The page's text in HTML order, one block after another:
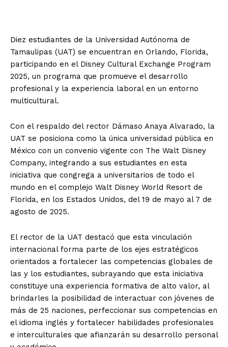
Diez estudiantes de la Universidad Autónoma de
Tamaulipas (UAT) se encuentran en Orlando, Florida,
participando en el Disney Cultural Exchange Program
2025, un programa que promueve el desarrollo
profesional y la experiencia laboral en un entorno
multicultural.
Con el respaldo del rector Dámaso Anaya Alvarado, la
UAT se posiciona como la única universidad pública en
México con un convenio vigente con The Walt Disney
Company, integrando a sus estudiantes en esta
iniciativa que congrega a universitarios de todo el
mundo en el complejo Walt Disney World Resort de
Florida, en los Estados Unidos, del 19 de mayo al 7 de
agosto de 2025.
El rector de la UAT destacó que esta vinculación
internacional forma parte de los ejes estratégicos
orientados a fortalecer las competencias globales de
las y los estudiantes, subrayando que esta iniciativa
constituye una experiencia formativa de alto valor, al
brindarles la posibilidad de interactuar con jóvenes de
más de 25 naciones, perfeccionar sus competencias en
el idioma inglés y fortalecer habilidades profesionales
e interculturales que afianzarán su desarrollo personal